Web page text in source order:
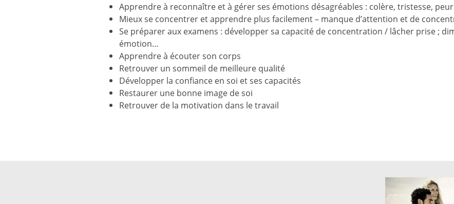
Apprendre à reconnaître et à gérer ses émotions désagréables : colère, tristesse,
Mieux se concentrer et apprendre plus facilement – manque d’attention et de
Se préparer aux examens : développer sa capacité de concentration / lâcher prise ;
émotion…
Apprendre à écouter son corps
Retrouver un sommeil de meilleure qualité
Développer la confiance en soi et ses capacités
Restaurer une bonne image de soi
Retrouver de la motivation dans le travail